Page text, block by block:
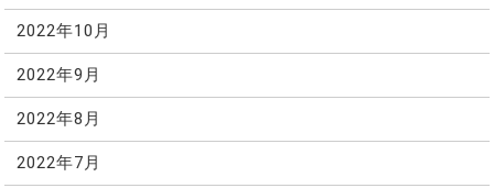
2022年10月
2022年9月
2022年8月
2022年7月